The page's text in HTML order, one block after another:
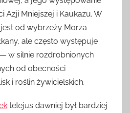
Azji Mniejszej i Kaukazu. W
od wybrzeży Morza
ale często występuje
— w silnie rozdrobnionych
od obecności
i roślin żywicielskich.
telejus dawniej był bardziej